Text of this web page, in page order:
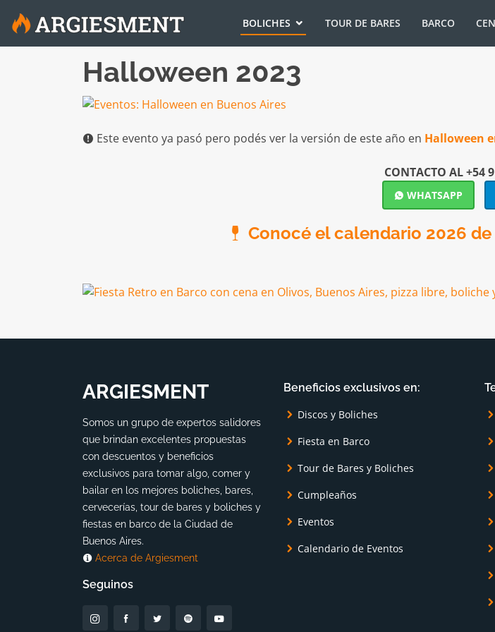
BOLICHES TOUR DE BARES BARCO
Halloween 2023
Este evento ya pasó pero podés ver la versión de este año en Halloween
CONTACTO AL +54
WHATSAPP
Conocé el calendario 2026
ARGIESMENT
Somos un grupo de expertos salidores
que brindan excelentes propuestas
con descuentos y beneficios
exclusivos para tomar algo, comer y
bailar en los mejores boliches, bares,
cervecerías, tour de bares y boliches y
fiestas en barco de la Ciudad de
Buenos Aires.
Acerca de Argiesment
Seguinos
Beneficios exclusivos en:
Discos y Boliches
Fiesta en Barco
Tour de Bares y Boliches
Cumpleaños
Eventos
Calendario de Eventos